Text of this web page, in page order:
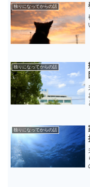
独りになってからの話
独りになってからの話
独りになってからの話